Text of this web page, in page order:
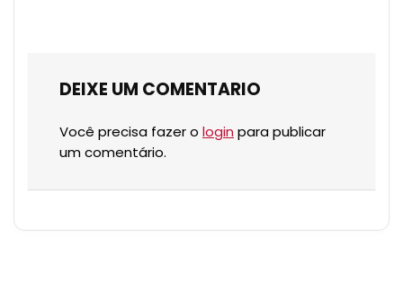
DEIXE UM COMENTARIO
Você precisa fazer o login para publicar
um comentário.